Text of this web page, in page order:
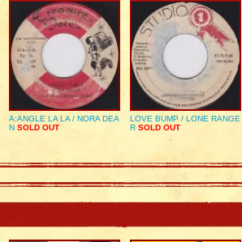
A:ANGLE LA LA / NORA DEA
N SOLD OUT
LOVE BUMP / LONE RANGE
R SOLD OUT